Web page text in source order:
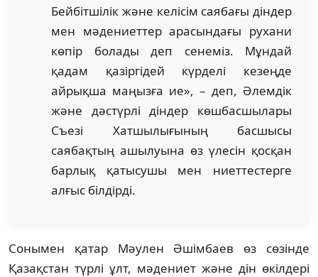
Бейбітшілік және келісім саябағы діндер
мен мәдениеттер арасындағы рухани
көпір болады деп сенеміз. Мұндай
қадам қазіргідей күрделі кезеңде
айрықша маңызға ие», – деп, Әлемдік
және дәстүрлі діндер көшбасшылары
Съезі Хатшылығының басшысы
саябақтың ашылуына өз үлесін қосқан
барлық қатысушы мен ниеттестерге
алғыс білдірді.
Сонымен қатар Мәулен Әшімбаев өз сөзінде
Қазақстан түрлі ұлт, мәдениет және дін өкілдері